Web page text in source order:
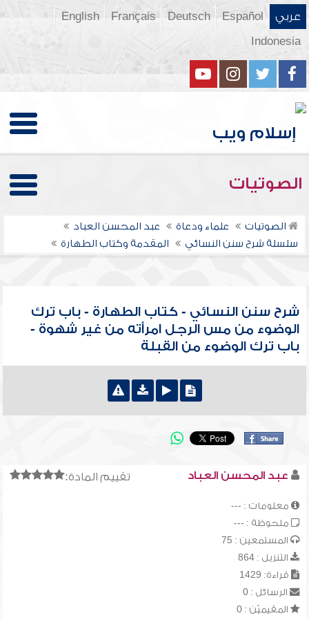
عربي Español
Deutsch
Français
English
Indonesia
الصوتيات
الصوتيات علماء ودعاة
عبد المحسن العباد
سلسلة شرح سنن النسائي
المقدمة وكتاب الطهارة
شرح سنن النسائي - كتاب الطهارة - باب ترك
الوضوء من مس الرجل امرأته من غير شهوة -
باب ترك الوضوء من القبلة
تقييم المادة: عبد المحسن العباد
معلومات : ---
ملحوظة : ---
المستمعين : 75
التنزيل : 864
قراءة: 1429
الرسائل : 0
المقيميّن : 0